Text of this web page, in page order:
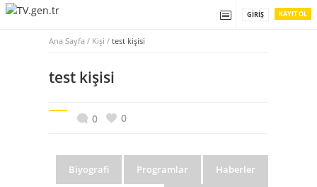
KAYIT OL
GIRIŞ
Ana Sayfa / Kişi / test kişisi
test kişisi
0 0
Haberler
Programlar
Biyografi